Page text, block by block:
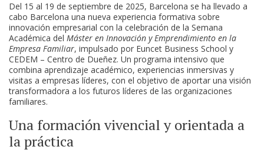
Del 15 al 19 de septiembre de 2025, Barcelona se ha llevado a
cabo Barcelona una nueva experiencia formativa sobre
innovación empresarial con la celebración de la Semana
Académica del Máster en Innovación y Emprendimiento en la
Empresa Familiar, impulsado por Euncet Business School y
CEDEM – Centro de Dueñez. Un programa intensivo que
combina aprendizaje académico, experiencias inmersivas y
visitas a empresas líderes, con el objetivo de aportar una visión
transformadora a los futuros líderes de las organizaciones
familiares.
Una formación vivencial y orientada a
la práctica